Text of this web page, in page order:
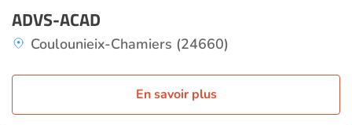
ADVS-ACAD
Coulounieix-Chamiers (24660)
En savoir plus